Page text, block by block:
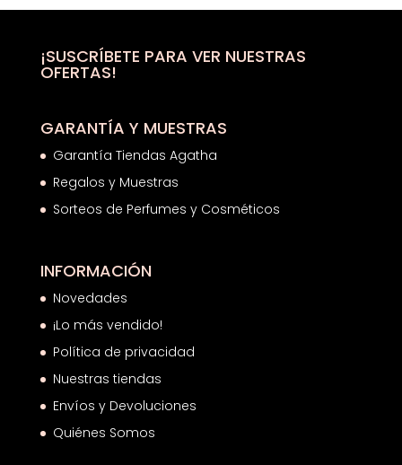
era:
es:
¡SUSCRÍBETE PARA VER NUESTRAS
OFERTAS!
GARANTÍA Y MUESTRAS
Garantía Tiendas Agatha
Regalos y Muestras
Sorteos de Perfumes y Cosméticos
INFORMACIÓN
Novedades
¡Lo más vendido!
Política de privacidad
Nuestras tiendas
Envíos y Devoluciones
Quiénes Somos